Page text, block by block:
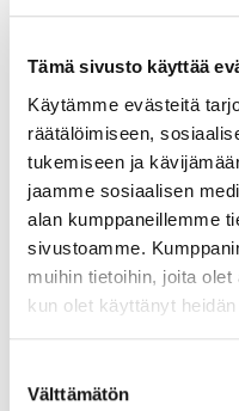
Tämä sivusto käyttää
Käytämme evästeitä
räätälöimiseen,
tukemiseen ja
jaamme sosiaalisen
alan kumppaneillemme
sivustoamme.
muihin tietoihin, joita
kun olet käyttänyt
valinta
Välttämätön
21.7.2026 UUTISET
piristymässä
vaatekauppa
kasvu-uralla
lukuihin ja...